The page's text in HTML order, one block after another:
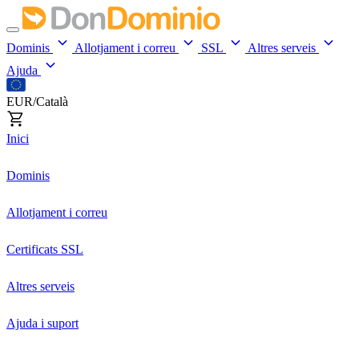
Dominis Allotjament i correu SSL
Altres serveis
Ajuda
EUR/Català
Inici
Dominis
Allotjament i correu
Certificats SSL
Altres serveis
Ajuda i suport